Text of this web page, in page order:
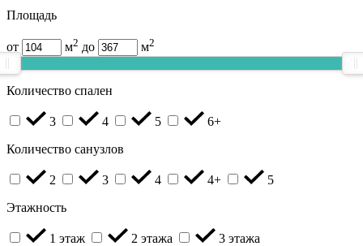
Площадь
от м2 до м2
Количество спален
3 4 5
6+
Количество санузлов
2 3 4 4+
5
Этажность
1 этаж 2 этажа
3 этажа